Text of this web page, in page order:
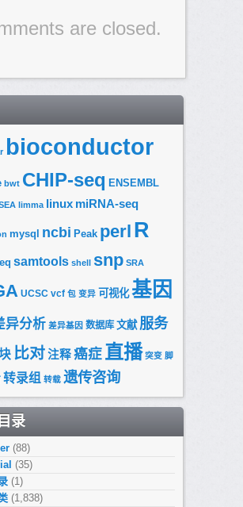
are closed.
bioconductor
bwt CHIP-seq ENSEMBL
limma linux miRNA-seq
mysql ncbi Peak perl R
samtools shell snp SRA
UCSC vcf 包 变异 可视化 基因
异分析 差异基因 数据库 文献 服务
比对注释癌症 直播 突变 脚
转录组 转载 遗传咨询
录
(88)
(35)
(1)
(1,838)